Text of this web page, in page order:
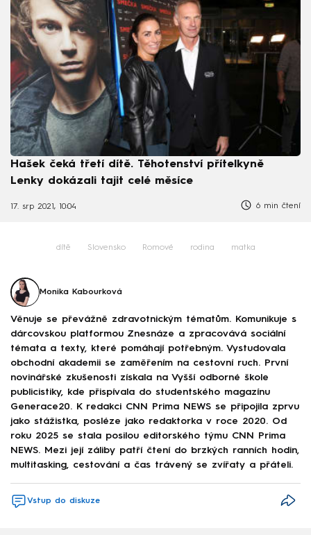
Hašek čeká třetí dítě. Těhotenství přítelkyně
Lenky dokázali tajit celé měsíce
17. srp 2021, 10:04 6 min čtení
dítě Slovensko Romové rodina matka
Monika Kabourková
Věnuje se převážně zdravotnickým tématům. Komunikuje s
dárcovskou platformou Znesnáze a zpracovává sociální
témata a texty, které pomáhají potřebným. Vystudovala
obchodní akademii se zaměřením na cestovní ruch. První
novinářské zkušenosti získala na Vyšší odborné škole
publicistiky, kde přispívala do studentského magazínu
Generace20. K redakci CNN Prima NEWS se připojila zprvu
jako stážistka, posléze jako redaktorka v roce 2020. Od
roku 2025 se stala posilou editorského týmu CNN Prima
NEWS. Mezi její záliby patří čtení do brzkých ranních hodin,
multitasking, cestování a čas trávený se zvířaty a přáteli.
Vstup do diskuze